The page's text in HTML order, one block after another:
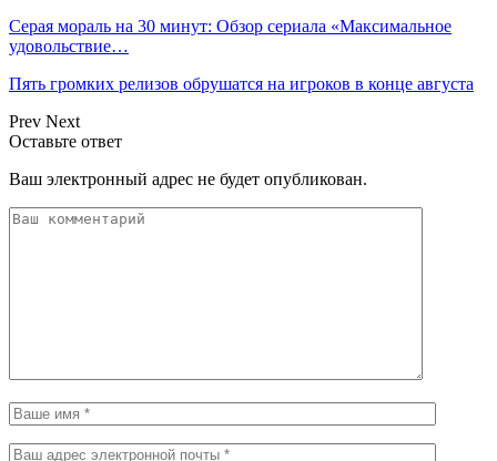
Серая мораль на 30 минут: Обзор сериала «Максимальное
удовольствие…
Пять громких релизов обрушатся на игроков в конце августа
Prev Next
Оставьте ответ
Ваш электронный адрес не будет опубликован.